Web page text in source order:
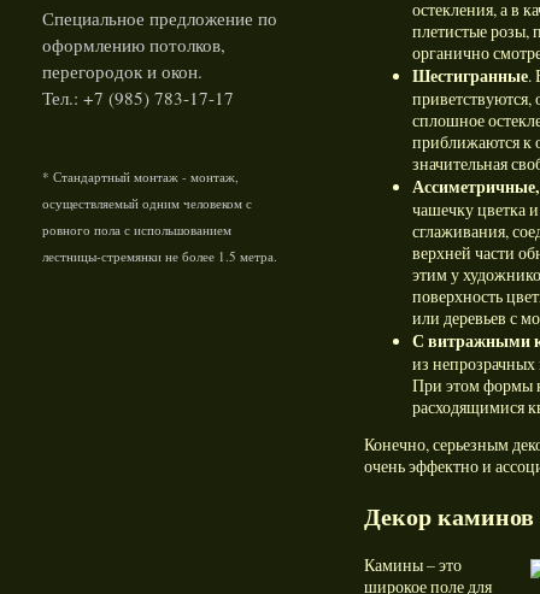
Специальное предложение по
оформлению потолков,
перегородок и окон.
Тел.: +7 (985) 783-17-17
* Стандартный монтаж - монтаж,
осуществляемый одним человеком с
ровного пола с испольшованием
лестницы-стремянки не более 1.5 метра.
остекления, а в
плетистые розы,
органично
Шестигранные.
приветствуются,
сплошное
приближаются к
значительная
чашечку цветка
сглаживания,
верхней части
этим у
поверхность
или деревьев с
С витражными
из непрозрачных
При этом формы
расходящимися
Конечно, серьезным
очень эффектно и
Декор
Камины – это
широкое поле для